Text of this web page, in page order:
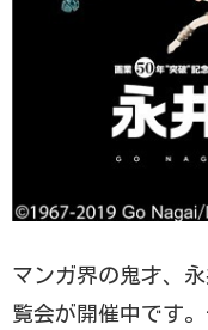
マンガ界の鬼才、
覧会が開催中です